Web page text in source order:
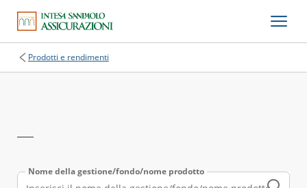
Prodotti e rendimenti
Nome della gestione/fondo/nome prodotto